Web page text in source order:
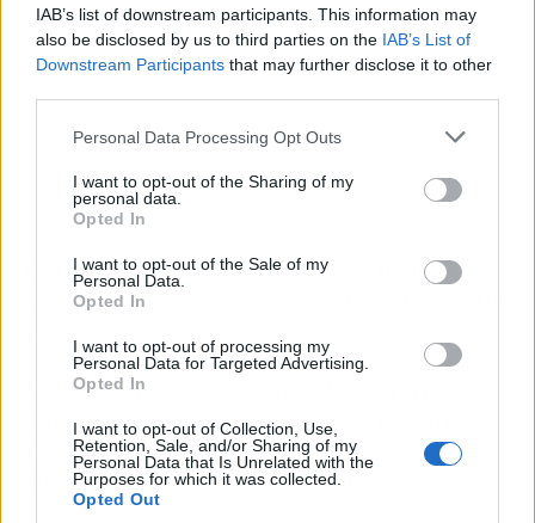
IAB’s list of downstream participants. This information may
also be disclosed by us to third parties on the IAB’s List of
Downstream Participants that may further disclose it to other
Personal Data Processing Opt Outs
I want to opt-out of the Sharing of my
personal data.
Opted In
I want to opt-out of the Sale of my
Personal Data.
Opted In
I want to opt-out of processing my
Personal Data for Targeted Advertising.
Opted In
I want to opt-out of Collection, Use,
Retention, Sale, and/or Sharing of my
Personal Data that Is Unrelated with the
Purposes for which it was collected.
Opted Out
El alquiler de una furgoneta puede incluir
servicios adicionales, como la disponibilidad de
la posibilidad de instalar un baúl adicional para
equipos para turistas activos. La mayoría de las
furgonetas modernas cuentan con modernas
tecnologías de seguridad y confort, que hacen
que viajar sea placentero y seguro.